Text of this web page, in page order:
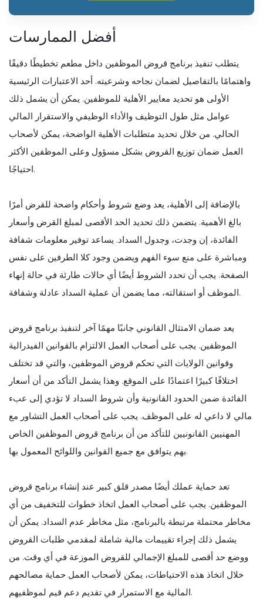
أفضل الممارسات
يتطلب تنفيذ برنامج قروض الموظفين داخل مطعم تخطيطًا دقيقًا
واهتمامًا بالتفاصيل لضمان نجاحه وشرعيته. أحد الاعتبارات الرئيسية
الأولى هو تحديد معايير الأهلية للموظفين. يمكن أن يشمل ذلك
عوامل مثل طول التوظيف والأداء الوظيفي والاستقرار المالي
الحالي. من خلال تحديد متطلبات الأهلية الواضحة، يمكن لأصحاب
العمل ضمان توزيع القروض بشكل مسؤول وعلى الموظفين الأكثر
احتياجًا.
بالإضافة إلى الأهلية، يعد وضع شروط وأحكام واضحة للقرض أمرًا
بالغ الأهمية. يتضمن ذلك تحديد الحد الأقصى لمبلغ القرض وأسعار
الفائدة، إن وجدت، وجدول السداد. يساعد توفير معلومات شفافة
ومباشرة على منع سوء الفهم ويضمن وجود كلا الطرفين على نفس
الصفحة. يجب أن تحدد الشروط أيضًا أي حالات طارئة في حالة إنهاء
الموظف أو استقالته، مما يضمن أن عملية السداد عادلة وشفافة.
يعد ضمان الامتثال القانوني جانبًا مهمًا آخر لتنفيذ برنامج قروض
الموظفين. يجب على أصحاب العمل الالتزام بالقوانين الفيدرالية
وقوانين الولايات التي تحكم قروض الموظفين، والتي قد تختلف
اختلافًا كبيرًا اعتمادًا على الموقع. وهذا يشمل التأكد من أن أسعار
الفائدة ضمن الحدود القانونية وأن شروط السداد لا تؤدي إلى عبء
مالي لا داعي له على الموظف. يجب على أصحاب العمل التشاور مع
المهنيين القانونيين للتأكد من أن برنامج قروض الموظفين الخاص
بهم يتوافق مع جميع القوانين واللوائح المعمول بها.
تعد حماية عملك أيضًا مصدر قلق كبير عند إنشاء برنامج قروض
الموظفين. يجب على أصحاب العمل اتخاذ خطوات للتخفيف من أي
مخاطر محتملة مرتبطة بالبرنامج، مثل مخاطر عدم السداد. يمكن أن
يشمل ذلك إجراء تقييمات مالية شاملة لمقدمي طلبات القروض
ووضع حد أقصى للمبلغ الإجمالي للقروض الموزعة في أي وقت. من
خلال اتخاذ هذه الاحتياطات، يمكن لأصحاب العمل حماية مصالحهم
المالية مع الاستمرار في تقديم دعم قيم لموظفيهم.